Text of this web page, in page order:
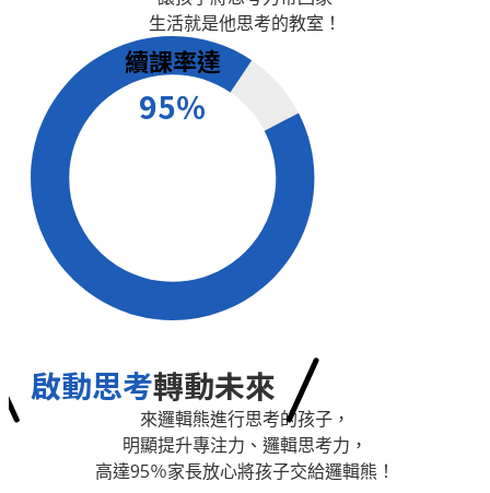
生活就是他思考的教室！
續課率達
95％
啟動思考轉動未來
來邏輯熊進行思考的孩子，
明顯提升專注力、邏輯思考力，
高達95％家長放心將孩子交給邏輯熊！